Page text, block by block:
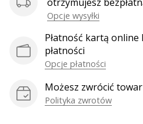
jak
do
nas
ambasador
Weplayhandball
Opcje wysyłki
Płatność kartą
płatności
Opcje płatności
Możesz zwrócić
Polityka zwrotów